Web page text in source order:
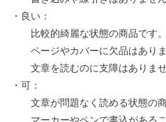
・良い：
比較的綺麗な状態の商品です。
ページやカバーに欠品はありま
文章を読むのに支障はありませ
・可：
文章が問題なく読める状態の商